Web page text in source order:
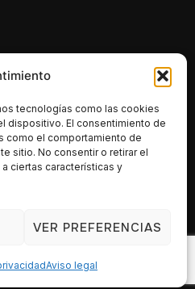
tecnologías como las cookies
dispositivo. El consentimiento de
como el comportamiento de
sitio. No consentir o retirar el
ciertas características y
VER PREFERENCIAS
Aviso legal
porWPZOOM